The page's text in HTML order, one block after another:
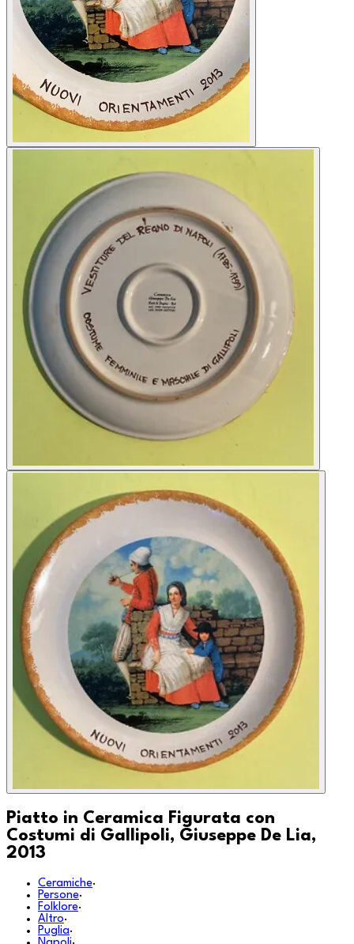
Piatto in Ceramica Figurata con
Costumi di Gallipoli, Giuseppe De Lia,
2013
Ceramiche·
Persone·
Folklore·
Altro·
Puglia·